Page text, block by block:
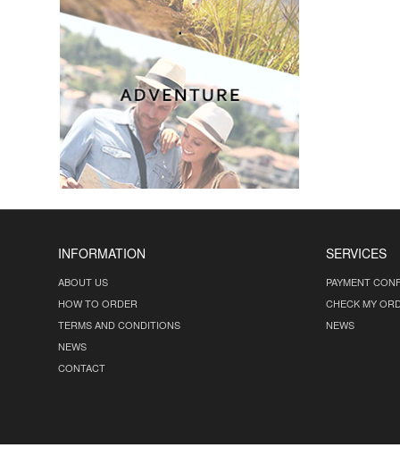
INFORMATION
ABOUT US
HOW TO ORDER
TERMS AND CONDITIONS
NEWS
CONTACT
SERVICES
PAYMENT
CHECK MY
NEWS